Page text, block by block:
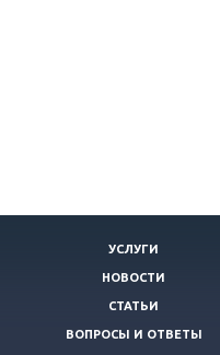
УСЛУГИ
НОВОСТИ
СТАТЬИ
ВОПРОСЫ И ОТВЕТЫ